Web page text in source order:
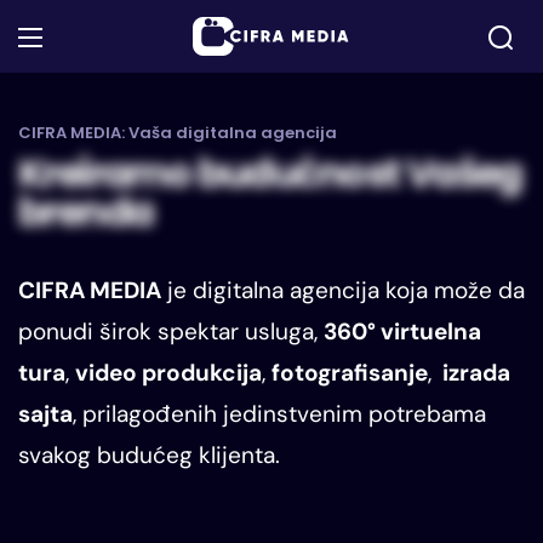
CIFRA MEDIA: Vaša digitalna agencija
KreiramobudućnostVašeg
brenda
CIFRA MEDIA je digitalna agencija koja može da
ponudi širok spektar usluga, 360° virtuelna
tura, video produkcija, fotografisanje, izrada
sajta, prilagođenih jedinstvenim potrebama
svakog budućeg klijenta.